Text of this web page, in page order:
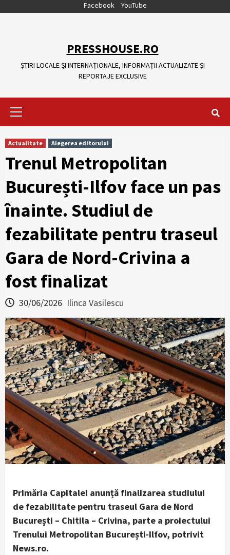
Facebook YouTube
PRESSHOUSE.RO
ȘTIRI LOCALE ȘI INTERNAȚIONALE, INFORMAȚII ACTUALIZATE ȘI
REPORTAJE EXCLUSIVE
Actualitate Alegerea editorului
Trenul Metropolitan
București-Ilfov face un pas
înainte. Studiul de
fezabilitate pentru traseul
Gara de Nord-Crivina a
fost finalizat
30/06/2026 Ilinca Vasilescu
Primăria Capitalei anunță finalizarea studiului
de fezabilitate pentru traseul Gara de Nord
București – Chitila – Crivina, parte a proiectului
Trenului Metropolitan București-Ilfov, potrivit
News.ro.